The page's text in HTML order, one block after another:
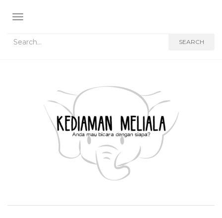
TOGGLE NAVIGATION
Search for: SEARCH